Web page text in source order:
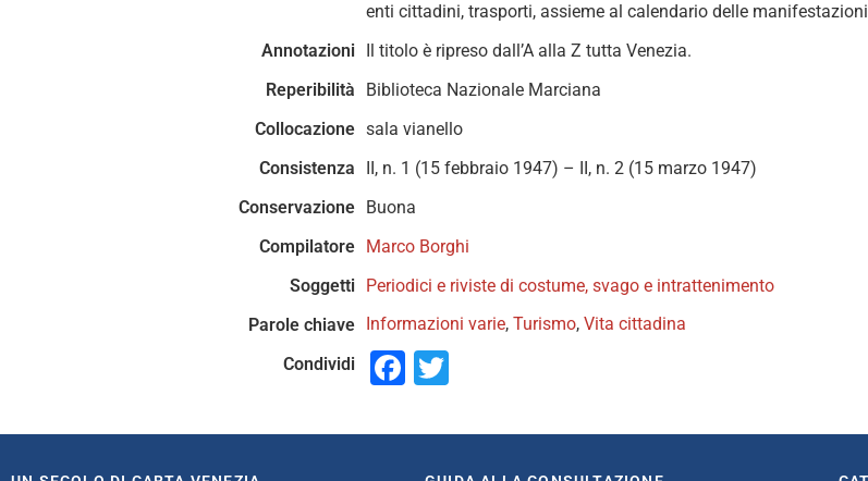
enti cittadini, trasporti, assieme al calendario delle
Annotazioni Il titolo è ripreso dall’A alla Z tutta Venezia.
Reperibilità
Biblioteca Nazionale Marciana
Collocazione sala vianello
Consistenza
II, n. 1 (15 febbraio 1947) – II, n. 2 (15 marzo 1947)
Conservazione Buona
Compilatore Marco Borghi
Soggetti Periodici e riviste di costume, svago e intrattenimento
Parole chiave Informazioni varie, Turismo, Vita cittadina
Condividi
Facebook